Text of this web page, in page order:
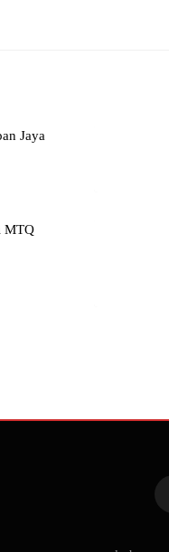
Jaya
MTQ